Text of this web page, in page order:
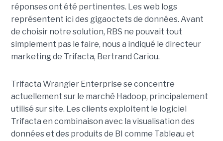
réponses ont été pertinentes. Les web logs
représentent ici des gigaoctets de données. Avant
de choisir notre solution, RBS ne pouvait tout
simplement pas le faire, nous a indiqué le directeur
marketing de Trifacta, Bertrand Cariou.
Trifacta Wrangler Enterprise se concentre
actuellement sur le marché Hadoop, principalement
utilisé sur site. Les clients exploitent le logiciel
Trifacta en combinaison avec la visualisation des
données et des produits de BI comme Tableau et